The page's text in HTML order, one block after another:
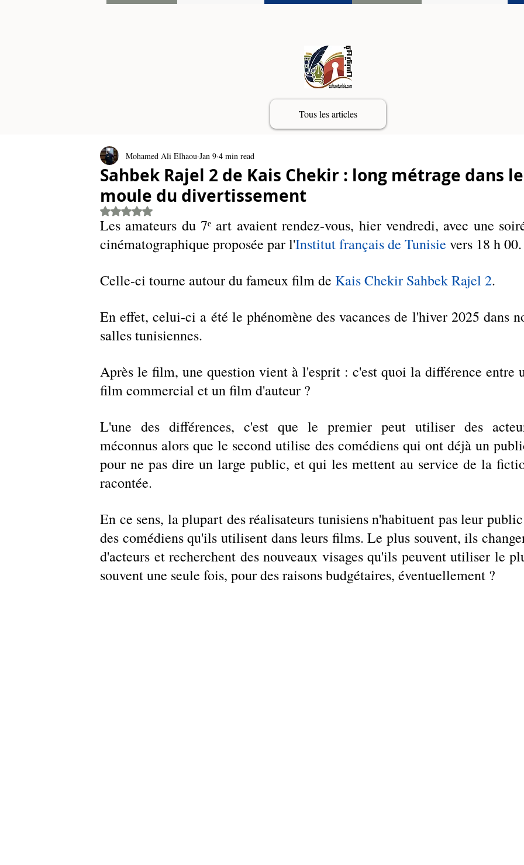
Tous les articles
Sahbek Rajel 2 de Kais Chekir : long métrage dans le
moule du divertissement
Mohamed Ali Elhaou Jan 9 4 min read
Rated NaN out of 5 stars.
Les amateurs du 7ᵉ art avaient rendez-vous, hier vendredi, avec une
cinématographique proposée par l'Institut français de Tunisie vers 18 h 00.
Celle-ci tourne autour du fameux film de Kais Chekir Sahbek Rajel 2.
En effet, celui-ci a été le phénomène des vacances de l'hiver 2025 dans
salles tunisiennes.
Après le film, une question vient à l'esprit : c'est quoi la différence entre
film commercial et un film d'auteur ?
L'une des différences, c'est que le premier peut utiliser des
méconnus alors que le second utilise des comédiens qui ont déjà un
pour ne pas dire un large public, et qui les mettent au service de la
racontée.
En ce sens, la plupart des réalisateurs tunisiens n'habituent pas leur
des comédiens qu'ils utilisent dans leurs films. Le plus souvent, ils
d'acteurs et recherchent des nouveaux visages qu'ils peuvent utiliser le
souvent une seule fois, pour des raisons budgétaires, éventuellement ?